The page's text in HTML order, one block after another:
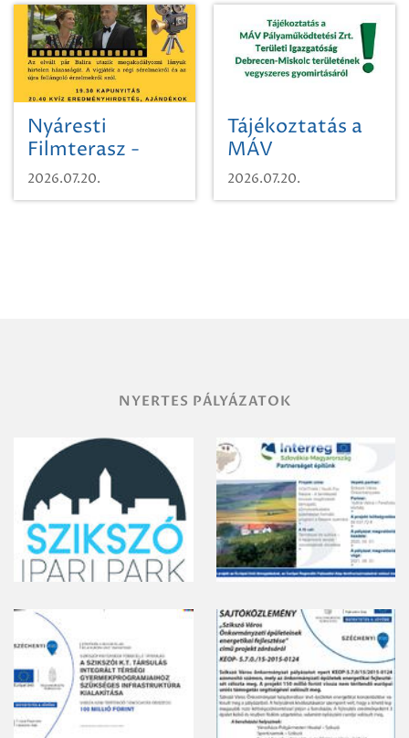
Nyáresti
Filmterasz -
Beugró a
Paradicsomba
2026.07.20.
Tájékoztatás a
MÁV
Pályaműködtetési
Zrt. Területi
2026.07.20.
NYERTES PÁLYÁZATOK